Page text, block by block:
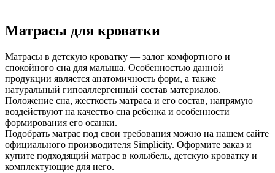
Матрасы для кроватки
Матрасы в детскую кроватку — залог комфортного и
спокойного сна для малыша. Особенностью данной
продукции является анатомичность форм, а также
натуральный гипоаллергенный состав материалов.
Положение сна, жесткость матраса и его состав, напрямую
воздействуют на качество сна ребенка и особенности
формирования его осанки.
Подобрать матрас под свои требования можно на нашем сайте
официального производителя Simplicity. Оформите заказ и
купите подходящий матрас в колыбель, детскую кроватку и
комплектующие для него.